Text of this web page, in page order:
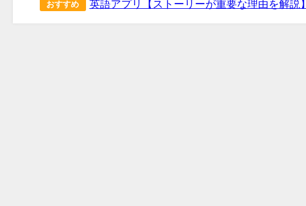
おすすめ 英語アプリ【ストーリーが重要な理由を解説】